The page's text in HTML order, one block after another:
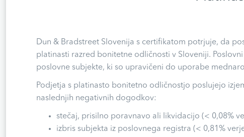
Dun & Bradstreet Slovenija s certifikatom potrjuje, da
platinasti razred bonitetne odličnosti v Sloveniji.
poslovne subjekte, ki so upravičeni do uporabe
Podjetja s platinasto bonitetno odličnostjo poslujejo
naslednjih negativnih dogodkov:
stečaj, prisilno poravnavo ali likvidacijo (< 0,08%
izbris subjekta iz poslovnega registra (< 0,81%